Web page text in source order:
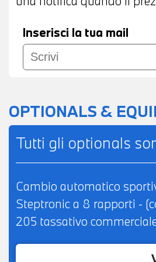
Inserisci la tua mail
OPTIONALS &
Tutti gli optionals
Cambio automatico
Steptronic a 8 rapporti -
205 tassativo